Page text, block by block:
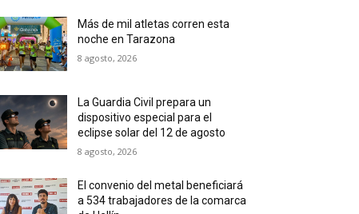
Más de mil atletas corren esta
noche en Tarazona
8 agosto, 2026
La Guardia Civil prepara un
dispositivo especial para el
eclipse solar del 12 de agosto
8 agosto, 2026
El convenio del metal beneficiará
a 534 trabajadores de la comarca